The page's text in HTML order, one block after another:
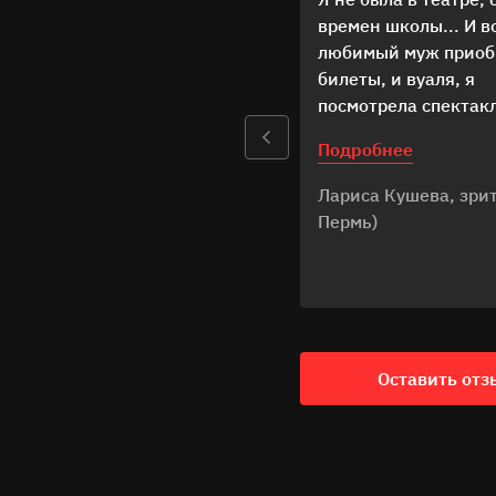
времен школы... И
любимый муж
билеты, и вуаля, я
посмотрела
на одном дыхании
1,5 часа... Я
за полученные
Желаю всем, кто
Подробнее
Лариса Кушева,
Пермь)
Оставить